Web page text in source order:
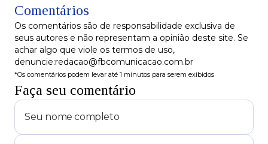
Comentários
Os comentários são de responsabilidade exclusiva de
seus autores e não representam a opinião deste site. Se
achar algo que viole os termos de uso,
denuncie:redacao@fbcomunicacao.com.br
*Os comentários podem levar até 1 minutos para serem exibidos
Faça seu comentário